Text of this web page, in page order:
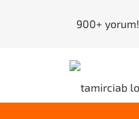
900+ yorum!